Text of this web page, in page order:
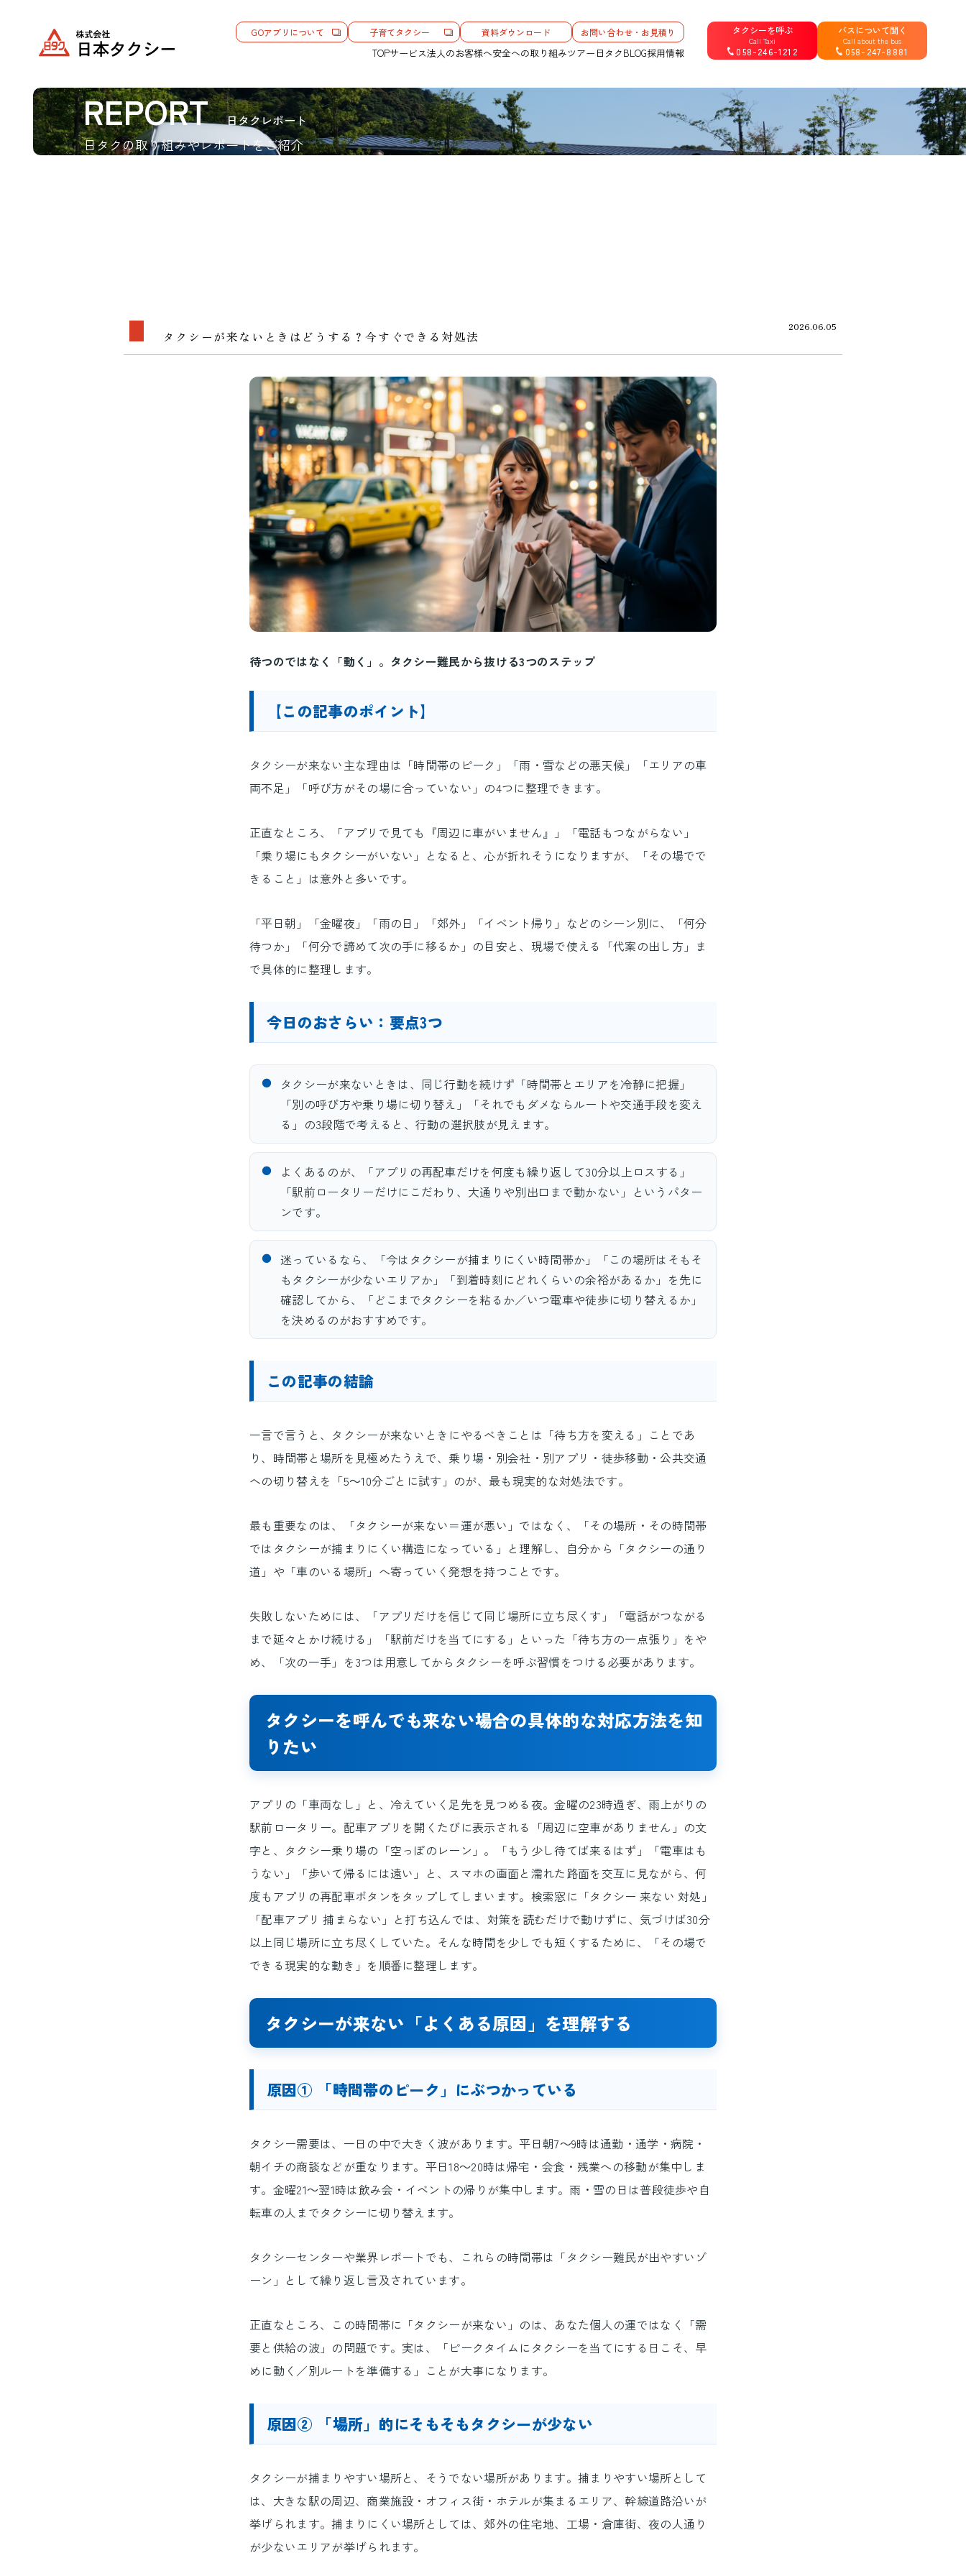
GOアプリについて 子育てタクシー 資料ダウンロード お問い合わせ・お見積り
TOPサービス法人のお客様へ安全への取り組みツアー 日タクBLOG採用情報
タクシーを呼ぶ
Call Taxi
058-246-1212
バスについて聞く
Call about the bus
058-247-8881
REPORT 日タクレポート
日タクの取り組みやレポートをご紹介
タクシーが来ないときはどうする？今すぐできる対処法
2026.06.05
待つのではなく「動く」。タクシー難民から抜ける3つのステップ
【この記事のポイント】
タクシーが来ない主な理由は「時間帯のピーク」「雨・雪などの悪天候」「エリアの車
両不足」「呼び方がその場に合っていない」の4つに整理できます。
正直なところ、「アプリで見ても『周辺に車がいません』」「電話もつながらない」
「乗り場にもタクシーがいない」となると、心が折れそうになりますが、「その場でで
きること」は意外と多いです。
「平日朝」「金曜夜」「雨の日」「郊外」「イベント帰り」などのシーン別に、「何分
待つか」「何分で諦めて次の手に移るか」の目安と、現場で使える「代案の出し方」ま
で具体的に整理します。
今日のおさらい：要点3つ
●
タクシーが来ないときは、同じ行動を続けず「時間帯とエリアを冷静に把握」
「別の呼び方や乗り場に切り替え」「それでもダメならルートや交通手段を変え
る」の3段階で考えると、行動の選択肢が見えます。
●
よくあるのが、「アプリの再配車だけを何度も繰り返して30分以上ロスする」
「駅前ロータリーだけにこだわり、大通りや別出口まで動かない」というパター
ンです。
● 迷っているなら、「今はタクシーが捕まりにくい時間帯か」「この場所はそもそ
もタクシーが少ないエリアか」「到着時刻にどれくらいの余裕があるか」を先に
確認してから、「どこまでタクシーを粘るか／いつ電車や徒歩に切り替えるか」
を決めるのがおすすめです。
この記事の結論
一言で言うと、タクシーが来ないときにやるべきことは「待ち方を変える」ことであ
り、時間帯と場所を見極めたうえで、乗り場・別会社・別アプリ・徒歩移動・公共交通
への切り替えを「5～10分ごとに試す」のが、最も現実的な対処法です。
最も重要なのは、「タクシーが来ない＝運が悪い」ではなく、「その場所・その時間帯
ではタクシーが捕まりにくい構造になっている」と理解し、自分から「タクシーの通り
道」や「車のいる場所」へ寄っていく発想を持つことです。
失敗しないためには、「アプリだけを信じて同じ場所に立ち尽くす」「電話がつながる
まで延々とかけ続ける」「駅前だけを当てにする」といった「待ち方の一点張り」をや
め、「次の一手」を3つは用意してからタクシーを呼ぶ習慣をつける必要があります。
タクシーを呼んでも来ない場合の具体的な対応方法を知
りたい
アプリの「車両なし」と、冷えていく足先を見つめる夜。金曜の23時過ぎ、雨上がりの
駅前ロータリー。配車アプリを開くたびに表示される「周辺に空車がありません」の文
字と、タクシー乗り場の「空っぽのレーン」。「もう少し待てば来るはず」「電車はも
うない」「歩いて帰るには遠い」と、スマホの画面と濡れた路面を交互に見ながら、何
度もアプリの再配車ボタンをタップしてしまいます。検索窓に「タクシー 来ない 対処」
「配車アプリ 捕まらない」と打ち込んでは、対策を読むだけで動けずに、気づけば30分
以上同じ場所に立ち尽くしていた。そんな時間を少しでも短くするために、「その場で
できる現実的な動き」を順番に整理します。
タクシーが来ない「よくある原因」を理解する
原因① 「時間帯のピーク」にぶつかっている
タクシー需要は、一日の中で大きく波があります。平日朝7～9時は通勤・通学・病院・
朝イチの商談などが重なります。平日18～20時は帰宅・会食・残業への移動が集中しま
す。金曜21～翌1時は飲み会・イベントの帰りが集中します。雨・雪の日は普段徒歩や自
転車の人までタクシーに切り替えます。
タクシーセンターや業界レポートでも、これらの時間帯は「タクシー難民が出やすいゾ
ーン」として繰り返し言及されています。
正直なところ、この時間帯に「タクシーが来ない」のは、あなた個人の運ではなく「需
要と供給の波」の問題です。実は、「ピークタイムにタクシーを当てにする日こそ、早
めに動く／別ルートを準備する」ことが大事になります。
原因② 「場所」的にそもそもタクシーが少ない
タクシーが捕まりやすい場所と、そうでない場所があります。捕まりやすい場所として
は、大きな駅の周辺、商業施設・オフィス街・ホテルが集まるエリア、幹線道路沿いが
挙げられます。捕まりにくい場所としては、郊外の住宅地、工場・倉庫街、夜の人通り
が少ないエリアが挙げられます。